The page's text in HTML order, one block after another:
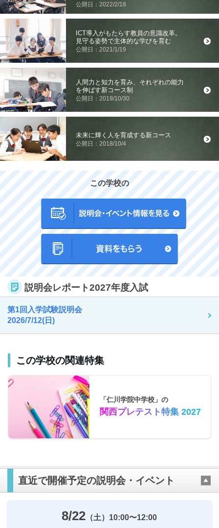
公開日：2022/2/18
ICT導入がもたらす教員の意識改革。
見守る姿勢で主体的な学びを育む
公開日：2021/1/19
人間力と知力を育み、それぞれの能力
を伸ばす新コース制
公開日：2019/10/30
未来に輝く人を育成する新コース
公開日：2018/10/4
この学校の
説明会レポート2027年度入試
第1回入学試験説明会
2026/7/12(日)
この学校の関連特集
「仁川学院中学校」の
関西プレテスト特集 2027
直近で開催予定の説明会・イベント
8/22 （土） 10:00〜12:00